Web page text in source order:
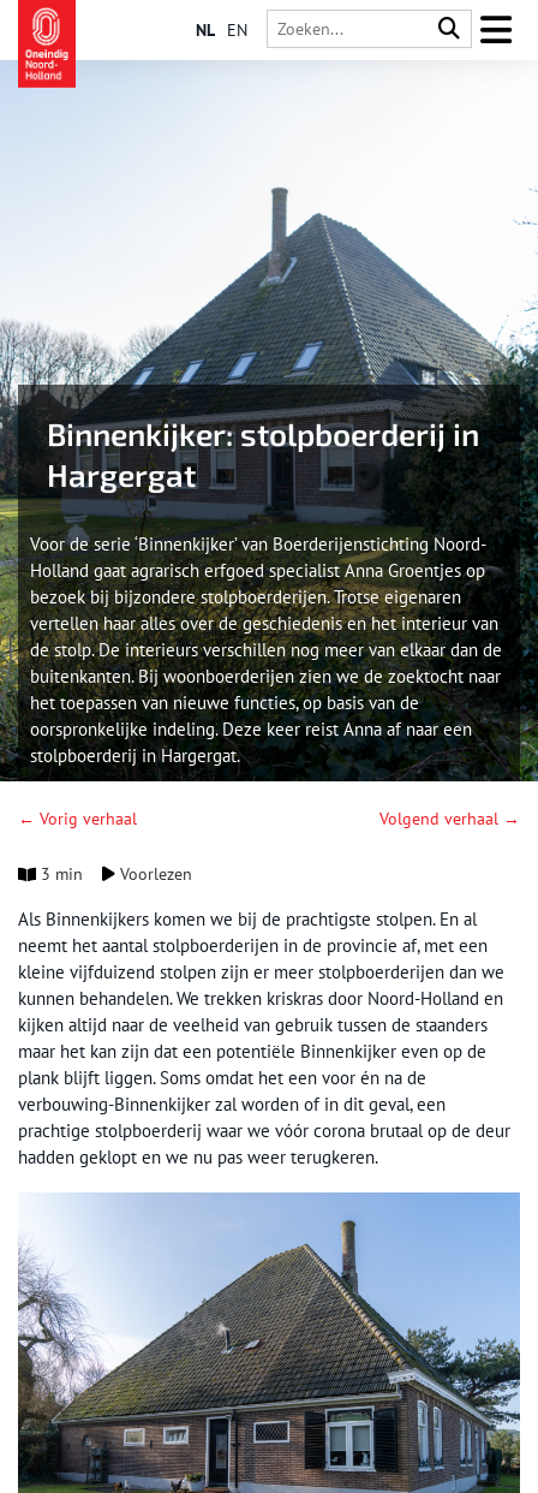
NL EN
Binnenkijker: stolpboerderij in
Hargergat
Voor de serie ‘Binnenkijker’ van Boerderijenstichting Noord-
Holland gaat agrarisch erfgoed specialist Anna Groentjes op
bezoek bij bijzondere stolpboerderijen. Trotse eigenaren
vertellen haar alles over de geschiedenis en het interieur van
de stolp. De interieurs verschillen nog meer van elkaar dan de
buitenkanten. Bij woonboerderijen zien we de zoektocht naar
het toepassen van nieuwe functies, op basis van de
oorspronkelijke indeling. Deze keer reist Anna af naar een
stolpboerderij in Hargergat.
← Vorig verhaal Volgend verhaal →
3 min Voorlezen
Als Binnenkijkers komen we bij de prachtigste stolpen. En al
neemt het aantal stolpboerderijen in de provincie af, met een
kleine vijfduizend stolpen zijn er meer stolpboerderijen dan we
kunnen behandelen. We trekken kriskras door Noord-Holland en
kijken altijd naar de veelheid van gebruik tussen de staanders
maar het kan zijn dat een potentiële Binnenkijker even op de
plank blijft liggen. Soms omdat het een voor én na de
verbouwing-Binnenkijker zal worden of in dit geval, een
prachtige stolpboerderij waar we vóór corona brutaal op de deur
hadden geklopt en we nu pas weer terugkeren.